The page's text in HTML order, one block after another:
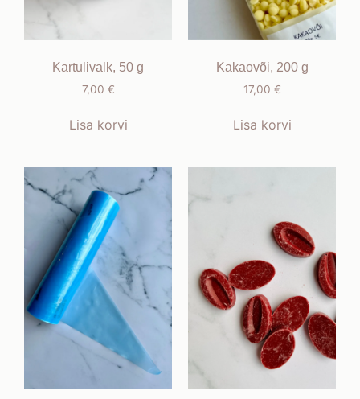
Kartulivalk, 50 g
7,00 €
Lisa korvi
Kakaovõi, 200 g
17,00 €
Lisa korvi